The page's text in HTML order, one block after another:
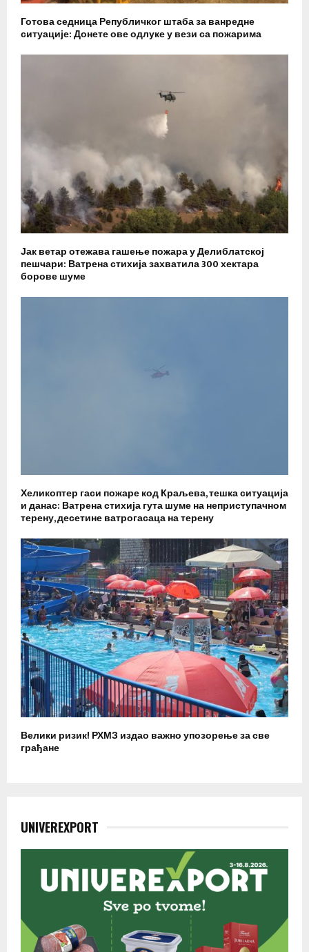
Готова седница Републичког штаба за ванредне
ситуације: Донете ове одлуке у вези са пожарима
Јак ветар отежава гашење пожара у Делиблатској
пешчари: Ватрена стихија захватила 300 хектара
борове шуме
Хеликоптер гаси пожаре код Краљева, тешка ситуација
и данас: Ватрена стихија гута шуме на неприступачном
терену, десетине ватрогасаца на терену
Велики ризик! РХМЗ издао важно упозорење за све
грађане
UNIVEREXPORT